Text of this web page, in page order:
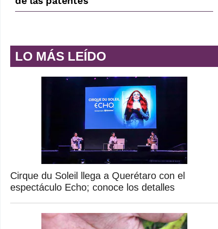
LO MÁS LEÍDO
Cirque du Soleil llega a Querétaro con el
espectáculo Echo; conoce los detalles